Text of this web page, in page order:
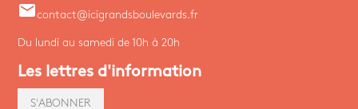
emailcontact@icigrandsboulevards.fr
Du lundi au samedi de 10h à 20h
Les lettres d'information
S'ABONNER